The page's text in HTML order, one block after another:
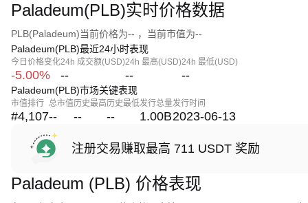
Paladeum(PLB)实时价格数据
PLB(Paladeum)当前价格为-- ，当前市值为--
Paladeum(PLB)最近24小时表现
今日价格变化
-5.00%
24h 成交额(USD)
--
24h 最高(USD)
--
24h 最低(USD)
--
Paladeum(PLB)市场关键表现
市值排行
#4,107
总市值
--
历史最高
--
历史最低
--
发行总量
1.00B
发行时间
2023-06-13
注册交易赚取最高 711 USDT 奖励
Paladeum (PLB) 价格表现